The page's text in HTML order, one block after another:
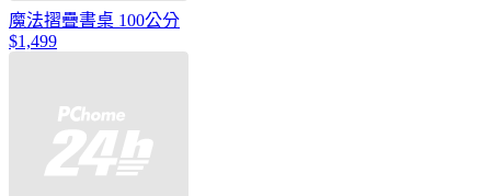
魔法摺疊書桌 100公分
$1,499